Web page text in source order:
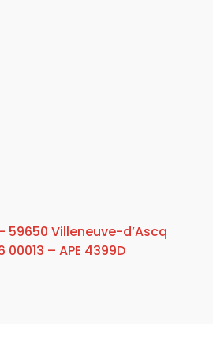
59650 Villeneuve-d’Ascq
00013 – APE 4399D